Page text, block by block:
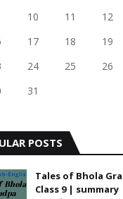
10 11 12
17 18 19
24 25 26
31
POSTS
Tales of Bhola
Class 9 | summary |